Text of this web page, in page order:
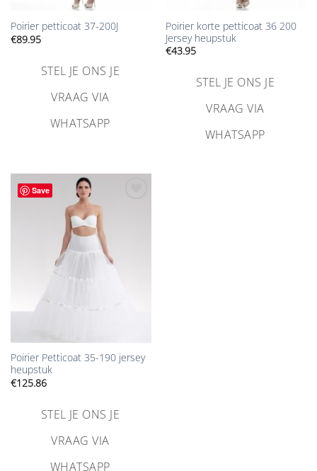
Poirier petticoat 37-200J
€89.95
STEL JE ONS JE
VRAAG VIA
WHATSAPP
Poirier korte petticoat 36 200
Jersey heupstuk
€43.95
STEL JE ONS JE
VRAAG VIA
WHATSAPP
Save
Poirier Petticoat 35-190 jersey
heupstuk
€125.86
STEL JE ONS JE
VRAAG VIA
WHATSAPP